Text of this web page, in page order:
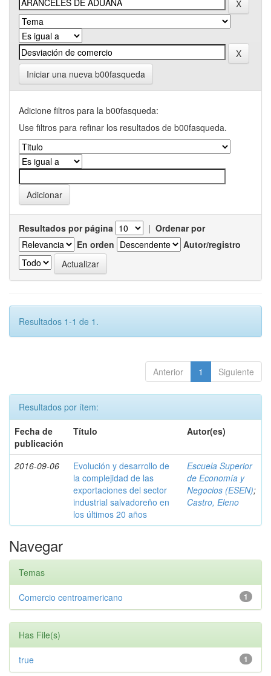
Iniciar una nueva b00fasqueda
Adicione filtros para la b00fasqueda:
Use filtros para refinar los resultados de b00fasqueda.
Resultados por página | Ordenar por
En orden
Autor/registro
Resultados 1-1 de 1.
Anterior 1 Siguiente
Resultados por ítem:
Fecha de
publicación
Título Autor(es)
2016-09-06
Evolución y desarrollo de
la complejidad de las
exportaciones del sector
industrial salvadoreño en
los últimos 20 años
Escuela Superior
de Economía y
Negocios (ESEN);
Castro, Eleno
Navegar
Temas
1
Comercio centroamericano
Has File(s)
1
true